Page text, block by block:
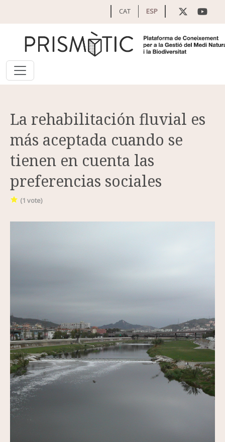
CAT ESP
La rehabilitación fluvial es
más aceptada cuando se
tienen en cuenta las
preferencias sociales
(1 vote)